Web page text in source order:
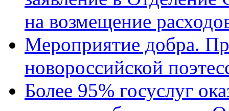
на возмещение
Мероприятие добра.
новороссийской
Более 95% госуслуг